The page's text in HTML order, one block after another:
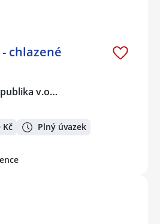
chlazené
v.o…
Kč Plný úvazek